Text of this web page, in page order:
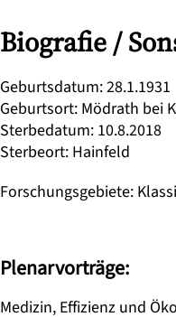
Biografie /
Geburtsdatum:28.1.1931
Geburtsort: Mödrath bei
Sterbedatum: 10.8.2018
Sterbeort: Hainfeld
Forschungsgebiete:
Plenarvorträge:
Medizin, Effizienz und